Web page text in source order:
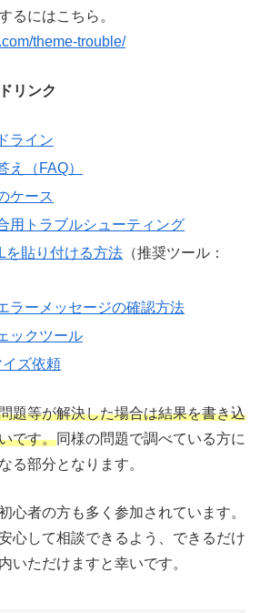
るにはこちら。
theme-trouble/
リンク
ライン
え（FAQ）
ケース
用トラブルシューティング
を貼り付ける方法 （推奨ツール：
ラーメッセージの確認方法
ックツール
ズ依頼
題等が解決した場合は結果を書き込
です。同様の問題で調べている方に
る部分となります。
心者の方も多く参加されています。
心して相談できるよう、できるだけ
いただけますと幸いです。